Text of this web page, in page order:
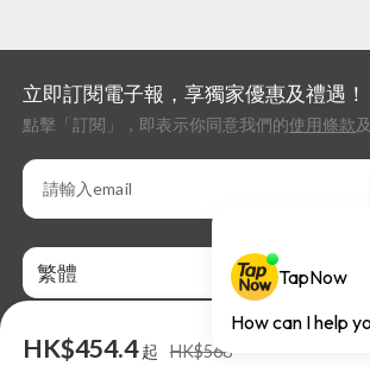
HK$454.4起 HK$568
立即訂閱電子報，享獨家優惠及禮遇！
點擊「訂閱」，即表示你同意我們的使用條款及
繁體